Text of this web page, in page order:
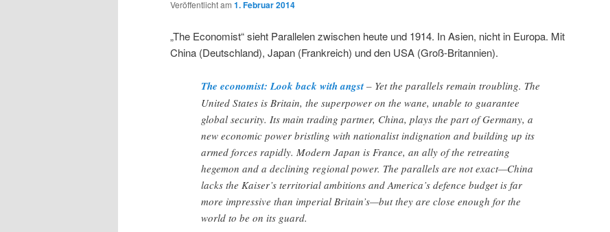
Veröffentlicht am 1. Februar 2014
„The Economist“ sieht Parallelen zwischen heute und 1914. In Asien, nicht in Europa. Mit
China (Deutschland), Japan (Frankreich) und den USA (Groß-Britannien).
The economist: Look back with angst– Yet the parallels remain troubling. The
United States is Britain, the superpower on the wane, unable to guarantee
global security. Its main trading partner, China, plays the part of Germany, a
new economic power bristling with nationalist indignation and building up its
armed forces rapidly. Modern Japan is France, an ally of the retreating
hegemon and a declining regional power. The parallels are not exact—China
lacks the Kaiser’s territorial ambitions and America’s defence budget is far
more impressive than imperial Britain’s—but they are close enough for the
world to be on its guard.